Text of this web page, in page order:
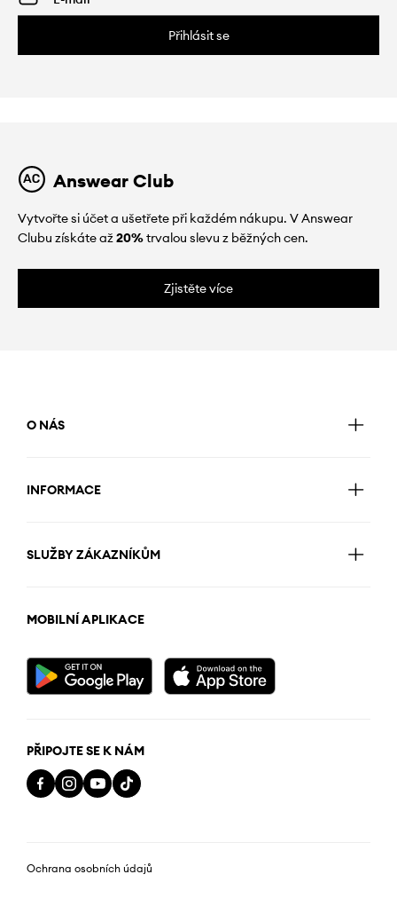
Přihlásit se
Answear Club
Vytvořte si účet a ušetřete při každém nákupu. V Answear
Clubu získáte až20%trvalou slevu z běžných cen.
Zjistěte více
O NÁS
INFORMACE
SLUŽBY ZÁKAZNÍKŮM
MOBILNÍ APLIKACE
PŘIPOJTE SE K NÁM
Ochrana osobních údajů